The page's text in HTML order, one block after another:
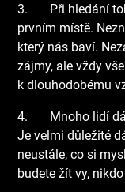
3.
Při hledání
prvním místě.
který nás baví.
zájmy, ale vždy
k dlouhodobému
4.
Mnoho lidí
Je velmi důležité
neustále, co si
budete žít vy,